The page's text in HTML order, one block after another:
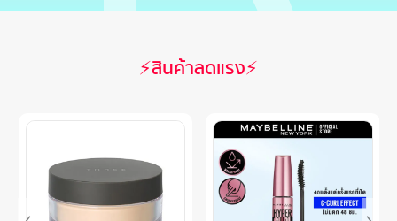
⚡สินค้าลดแรง⚡